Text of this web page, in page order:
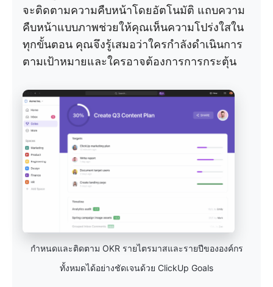
จะติดตามความคืบหน้าโดยอัตโนมัติ แถบความ
คืบหน้าแบบภาพช่วยให้คุณเห็นความโปร่งใสใน
ทุกขั้นตอน คุณจึงรู้เสมอว่าใครกำลังดำเนินการ
ตามเป้าหมายและใครอาจต้องการการกระตุ้น
กำหนดและติดตาม OKR รายไตรมาสและรายปีขององค์กร
ทั้งหมดได้อย่างชัดเจนด้วย ClickUp Goals